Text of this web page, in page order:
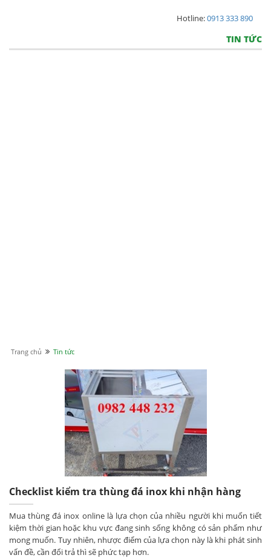
Hotline:0913 333 890
TIN TỨC
Trang chủ Tin tức
Checklist kiểm tra thùng đá inox khi nhận hàng
Mua thùng đá inox online là lựa chọn của nhiều người khi muốn tiết
kiệm thời gian hoặc khu vực đang sinh sống không có sản phẩm như
mong muốn. Tuy nhiên, nhược điểm của lựa chọn này là khi phát sinh
vấn đề, cần đổi trả thì sẽ phức tạp hơn.